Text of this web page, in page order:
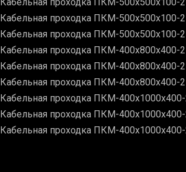
Кабельная проходка ПКМ-500х500х100-
Кабельная проходка ПКМ-500х500х100-
Кабельная проходка ПКМ-400х800х400-
Кабельная проходка ПКМ-400х800х400-
Кабельная проходка ПКМ-400х800х400-
Кабельная проходка ПКМ-
Кабельная проходка ПКМ-
Кабельная проходка ПКМ-